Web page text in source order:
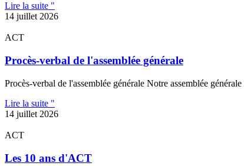
Lire la suite "
14 juillet 2026
ACT
Procès-verbal de l'assemblée générale
Procès-verbal de l'assemblée générale Notre assemblée
Lire la suite "
14 juillet 2026
ACT
Les 10 ans d'ACT